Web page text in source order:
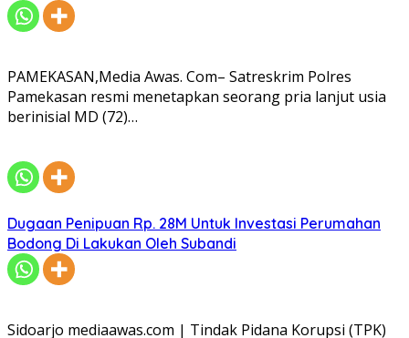
PAMEKASAN,Media Awas. Com– Satreskrim Polres
Pamekasan resmi menetapkan seorang pria lanjut usia
berinisial MD (72)…
Dugaan Penipuan Rp. 28M Untuk Investasi Perumahan
Bodong Di Lakukan Oleh Subandi
Sidoarjo mediaawas.com | Tindak Pidana Korupsi (TPK)